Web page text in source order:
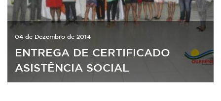
04 de Dezembro de 2014
ENTREGA DE CERTIFICADO
ASISTÊNCIA SOCIAL